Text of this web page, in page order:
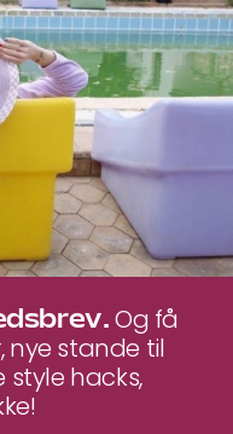
Og få
nye stande til
hacks,